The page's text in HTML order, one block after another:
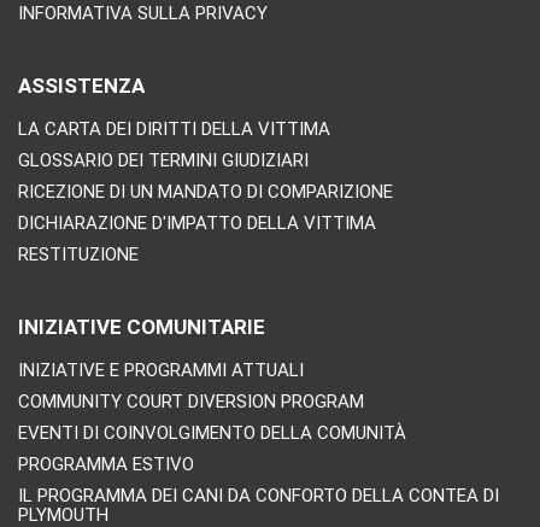
INFORMATIVA SULLA PRIVACY
ASSISTENZA
LA CARTA DEI DIRITTI DELLA VITTIMA
GLOSSARIO DEI TERMINI GIUDIZIARI
RICEZIONE DI UN MANDATO DI COMPARIZIONE
DICHIARAZIONE D'IMPATTO DELLA VITTIMA
RESTITUZIONE
INIZIATIVE COMUNITARIE
INIZIATIVE E PROGRAMMI ATTUALI
COMMUNITY COURT DIVERSION PROGRAM
EVENTI DI COINVOLGIMENTO DELLA COMUNITÀ
PROGRAMMA ESTIVO
IL PROGRAMMA DEI CANI DA CONFORTO DELLA CONTEA DI
PLYMOUTH